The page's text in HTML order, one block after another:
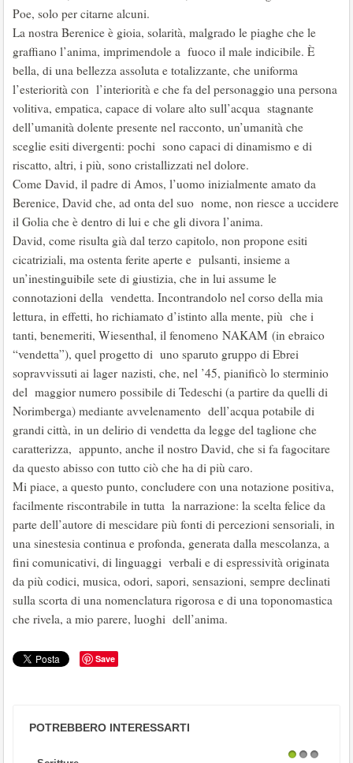
Poe, solo per citarne alcuni.
La nostra Berenice è gioia, solarità, malgrado le piaghe che le
graffiano l’anima, imprimendole a fuoco il male indicibile. È
bella, di una bellezza assoluta e totalizzante, che uniforma
l’esteriorità con l’interiorità e che fa del personaggio una persona
volitiva, empatica, capace di volare alto sull’acqua stagnante
dell’umanità dolente presente nel racconto, un’umanità che
sceglie esiti divergenti: pochi sono capaci di dinamismo e di
riscatto, altri, i più, sono cristallizzati nel dolore.
Come David, il padre di Amos, l’uomo inizialmente amato da
Berenice, David che, ad onta del suo nome, non riesce a uccidere
il Golia che è dentro di lui e che gli divora l’anima.
David, come risulta già dal terzo capitolo, non propone esiti
cicatriziali, ma ostenta ferite aperte e pulsanti, insieme a
un’inestinguibile sete di giustizia, che in lui assume le
connotazioni della vendetta. Incontrandolo nel corso della mia
lettura, in effetti, ho richiamato d’istinto alla mente, più che i
tanti, benemeriti, Wiesenthal, il fenomeno NAKAM (in ebraico
“vendetta”), quel progetto di uno sparuto gruppo di Ebrei
sopravvissuti ai lager nazisti, che, nel ’45, pianificò lo sterminio
del maggior numero possibile di Tedeschi (a partire da quelli di
Norimberga) mediante avvelenamento dell’acqua potabile di
grandi città, in un delirio di vendetta da legge del taglione che
caratterizza, appunto, anche il nostro David, che si fa fagocitare
da questo abisso con tutto ciò che ha di più caro.
Mi piace, a questo punto, concludere con una notazione positiva,
facilmente riscontrabile in tutta la narrazione: la scelta felice da
parte dell’autore di mescidare più fonti di percezioni sensoriali, in
una sinestesia continua e profonda, generata dalla mescolanza, a
fini comunicativi, di linguaggi verbali e di espressività originata
da più codici, musica, odori, sapori, sensazioni, sempre declinati
sulla scorta di una nomenclatura rigorosa e di una toponomastica
che rivela, a mio parere, luoghi dell’anima.
Save
POTREBBERO INTERESSARTI